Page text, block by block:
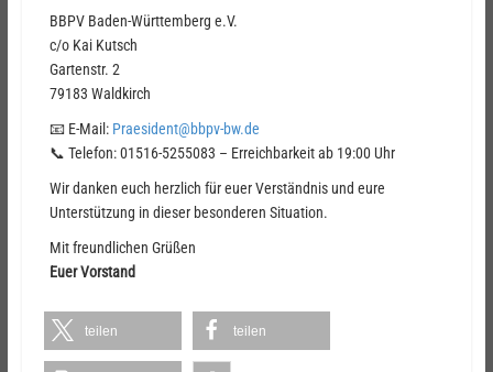
BBPV Baden-Württemberg e.V.
c/o Kai Kutsch
Gartenstr. 2
79183 Waldkirch
📧 E-Mail: Praesident@bbpv-bw.de
📞 Telefon: 01516-5255083 – Erreichbarkeit ab 19:00 Uhr
Wir danken euch herzlich für euer Verständnis und eure
Unterstützung in dieser besonderen Situation.
Mit freundlichen Grüßen
Euer Vorstand
teilen teilen